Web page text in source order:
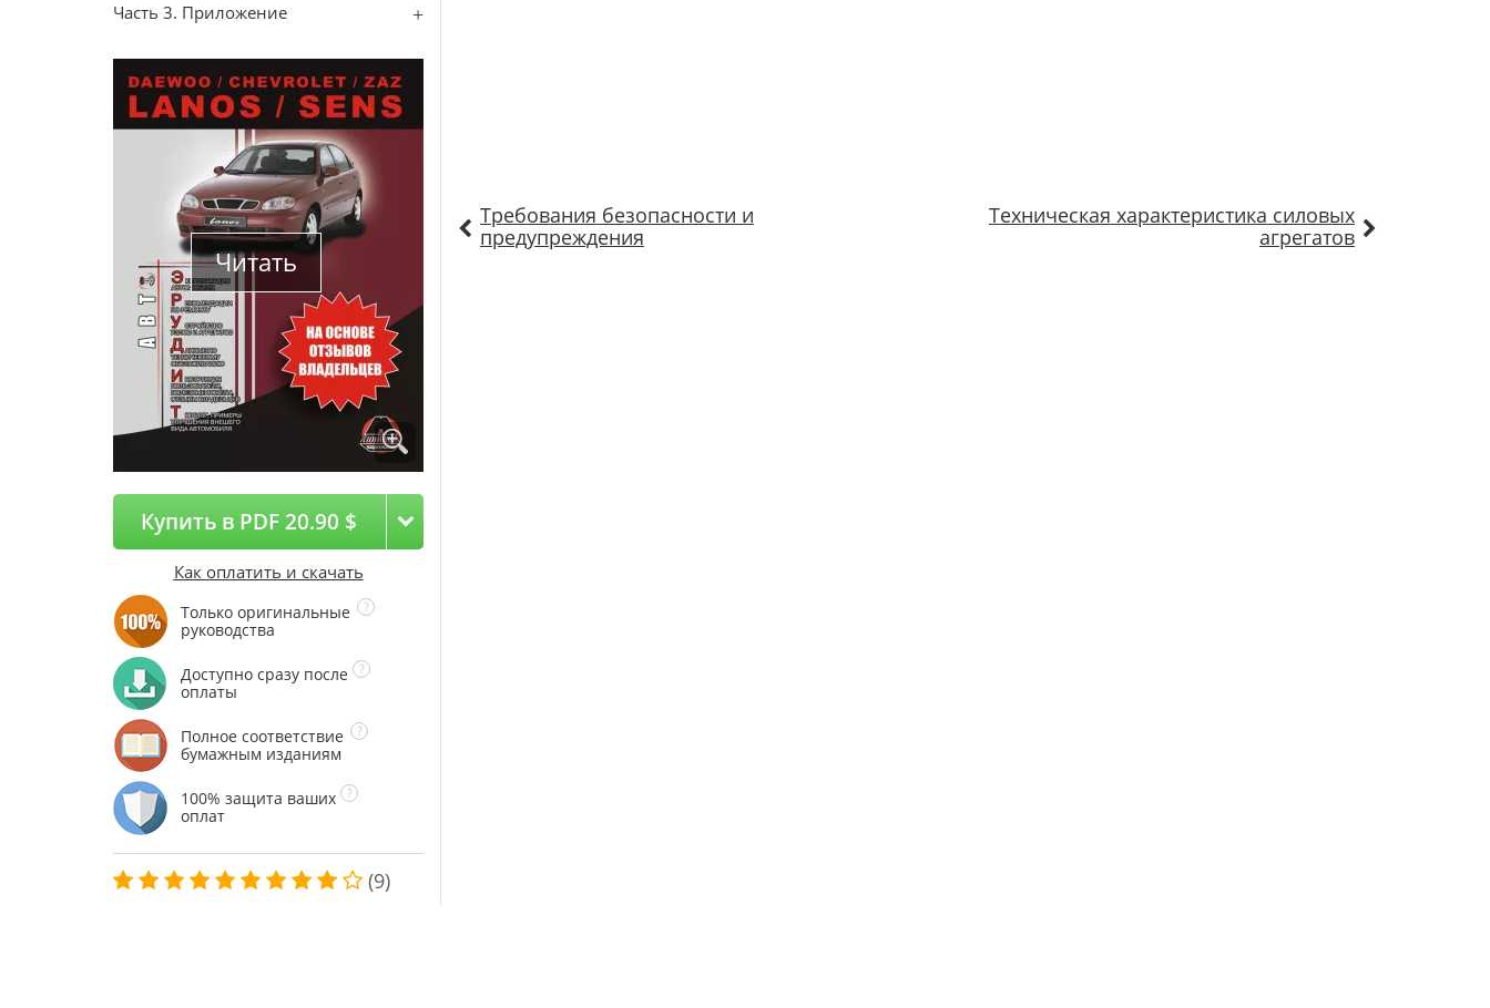
Часть 3. Приложение
Читать
Купить в PDF 20.90 $
Как оплатить и скачать
Только оригинальные
руководства
Доступно сразу после
оплаты
Полное соответствие
бумажным изданиям
100% защита ваших
оплат
(9)
Требования безопасности и
предупреждения
Техническая характеристика силовых
агрегатов